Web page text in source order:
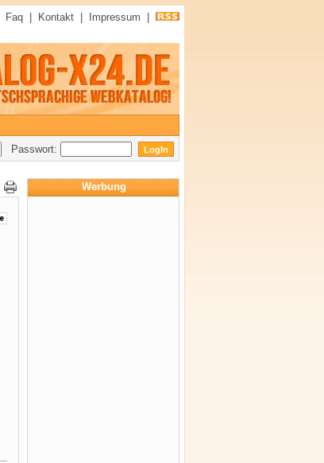
Faq Kontakt Impressum
Passwort:
Werbung